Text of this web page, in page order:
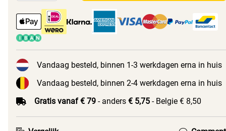
Vandaag besteld, binnen 1-3 werkdagen erna in huis
Vandaag besteld, binnen 2-4 werkdagen erna in huis
Gratis vanaf € 79 - anders € 5,75 - Belgie € 8,50